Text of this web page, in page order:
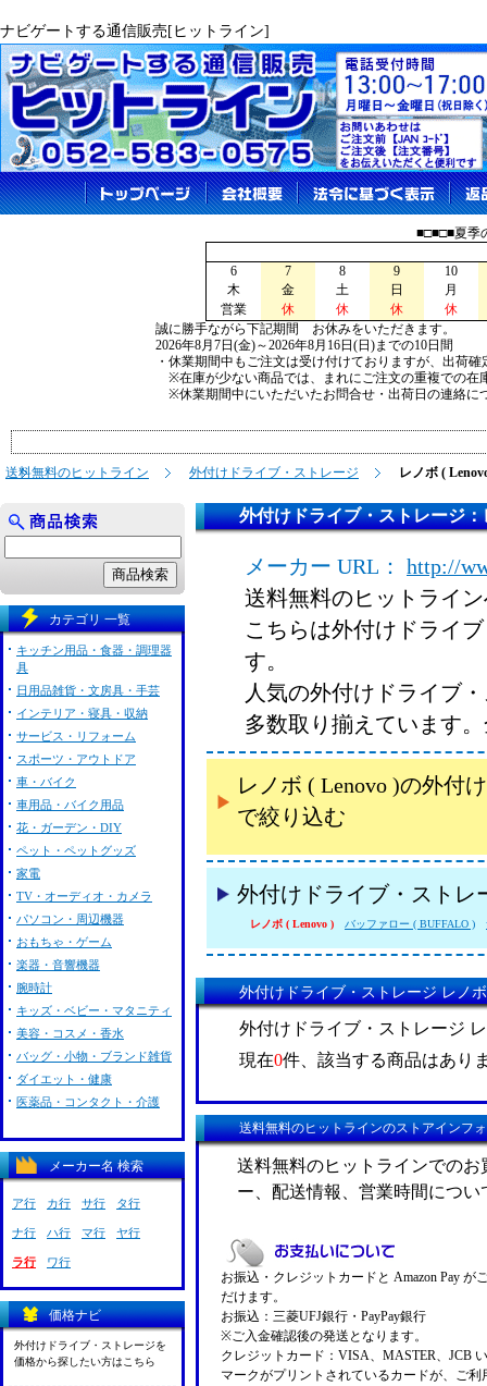
ナビゲートする通信販売[ヒットライン]
■□■□■夏季
6 7 8 9
10
木
金 土 日
月
営業
休 休 休
休
誠に勝手ながら下記期間 お休みをいただきます。
2026年8月7日(金)～2026年8月16日(日)までの10日間
・休業期間中もご注文は受け付けておりますが、出荷
※在庫が少ない商品では、まれにご注文の重複での在
※休業期間中にいただいたお問合せ・出荷日の連絡に
送料無料のヒットライン 外付けドライブ・ストレージ レノボ (
外付けドライブ・ストレージ：
メーカー URL：
http://
送料無料のヒットライ
こちらは外付けドライ
す。
人気の外付けドライブ
多数取り揃えています
レノボ ( Lenovo )の外付
で絞り込む
外付けドライブ・ストレ
レノボ ( Lenovo ) バッファロー ( BUFFALO )
外付けドライブ・ストレージ レノ
外付けドライブ・ストレージ
現在0件、該当する商品はあり
送料無料のヒットラインのストアインフ
送料無料のヒットラインでの
ー、配送情報、営業時間につ
お振込・クレジットカードと Amazon Pay が
だけます。
お振込：三菱UFJ銀行・PayPay銀行
※ご入金確認後の発送となります。
クレジットカード：VISA、MASTER、JCB
マークがプリントされているカードが、ご利
カテゴリ 一覧
キッチン用品・食器・調理器
具
日用品雑貨・文房具・手芸
インテリア・寝具・収納
サービス・リフォーム
スポーツ・アウトドア
車・バイク
車用品・バイク用品
花・ガーデン・DIY
ペット・ペットグッズ
家電
TV・オーディオ・カメラ
パソコン・周辺機器
おもちゃ・ゲーム
楽器・音響機器
腕時計
キッズ・ベビー・マタニティ
美容・コスメ・香水
バッグ・小物・ブランド雑貨
ダイエット・健康
医薬品・コンタクト・介護
メーカー名 検索
ア行 カ行 サ行 タ行
ナ行 ハ行 マ行 ヤ行
ラ行 ワ行
価格ナビ
外付けドライブ・ストレージを
価格から探したい方はこちら